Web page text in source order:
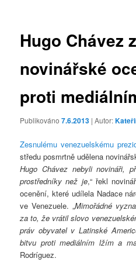
Hugo Chávez
novinářské
proti
Publikováno7.6.2013 | Autor:
Zesnulému venezuelskému
středu posmrtně udělena
Hugo Chávez nebyli novináři,
prostředníky než je,“ řekl
ocenění, které udílela Nadace
ve Venezuele. „Mimořádné
za to, že vrátil slovo
práv obyvatel v Latinské
bitvu proti mediálním lžím a
Rodríguez.